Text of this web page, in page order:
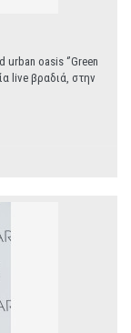
oasis ‘’Green
live βραδιά, στην